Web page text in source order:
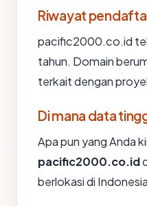
Riwayat
pacific2000.co.id
tahun. Domain
terkait dengan
Di mana data
Apa pun yang Anda
pacific2000.co.id
berlokasi di